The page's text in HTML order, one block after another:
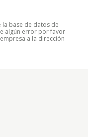
base de datos de
algún error por favor
a la dirección